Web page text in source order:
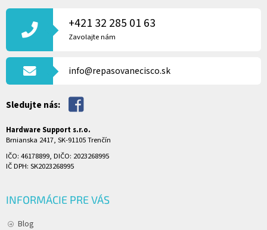
Á
T
+421 32 285 01 63
Zavolajte nám
info@repasovanecisco.sk
Sledujte nás:
Hardware Support s.r.o.
Brnianska 2417, SK-91105 Trenčín
IČO: 46178899, DIČO: 2023268995
IČ DPH: SK2023268995
INFORMÁCIE PRE VÁS
Blog